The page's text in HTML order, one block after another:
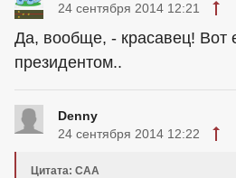
24 сентября 2014 12:21
Да, вообще, - красавец! Вот
президентом..
Denny
24 сентября 2014 12:22
Цитата: САА